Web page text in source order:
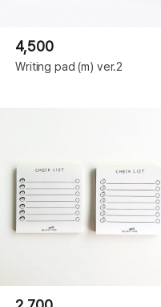
4,500
Writing pad (m) ver.2